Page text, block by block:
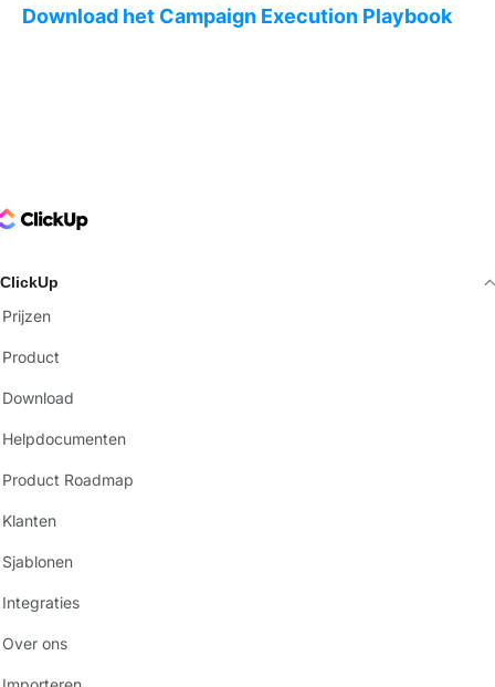
Download het Campaign Execution Playbook
Logo
ClickUp
Prijzen
Product
Download
Helpdocumenten
Product Roadmap
Klanten
Sjablonen
Integraties
Over ons